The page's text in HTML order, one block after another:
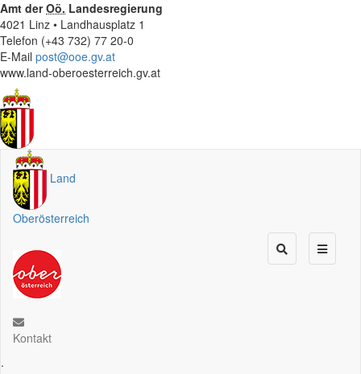
Amt derOö. Landesregierung
4021 Linz • Landhausplatz 1
Telefon (+43 732) 77 20-0
E-Mail post@ooe.gv.at
www.land-oberoesterreich.gv.at
Land
Oberösterreich
Kontakt
.